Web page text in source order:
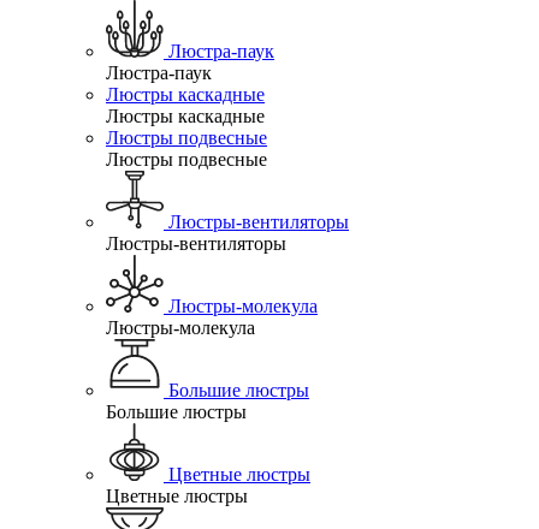
Люстра-паук
Люстра-паук
Люстры каскадные
Люстры каскадные
Люстры подвесные
Люстры подвесные
Люстры-вентиляторы
Люстры-вентиляторы
Люстры-молекула
Люстры-молекула
Большие люстры
Большие люстры
Цветные люстры
Цветные люстры